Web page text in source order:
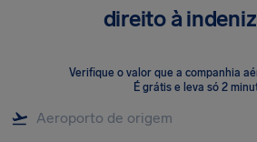
direito à
Verifique o valor que a companhia
É grátis e leva só 2